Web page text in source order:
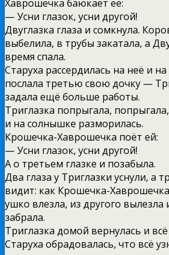
Хаврошечка баюкает её:
— Усни глазок, усни другой!
Двуглазка глаза и сомкнула.
выбелила, в трубы закатала, а
время спала.
Старуха рассердилась на неё и
послала третью свою дочку —
задала ещё больше работы.
Триглазка попрыгала,
и на солнышке разморилась.
Крошечка-Хаврошечка поёт ей:
— Усни глазок, усни другой!
А о третьем глазке и позабыла.
Два глаза у Триглазки уснули, а
видит: как Крошечка-
ушко влезла, из другого вылезла
забрала.
Триглазка домой вернулась и
Старуха обрадовалась, что всё